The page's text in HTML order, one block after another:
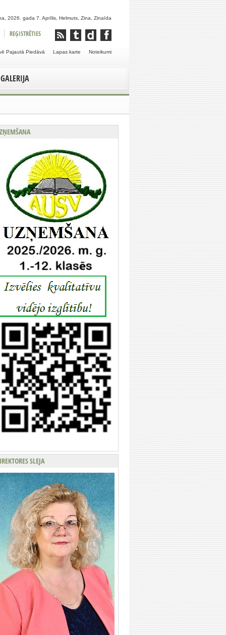
2026. gada 7. Aprīlis, Helmuts, Zina, Zinaīda
REĢISTRĒTIES
Noteikumi
Lapas karte
Pajautā Piedāvā
GALERIJA
SLEJA